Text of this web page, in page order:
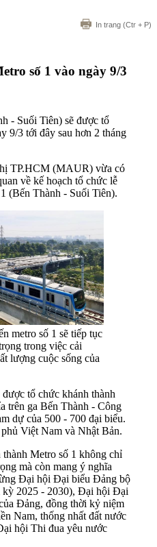
In trang (Ctr + P)
số 1 vào ngày 9/3
- Suối Tiên) sẽ được tổ
9/3 tới đây sau hơn 2 tháng
TP.HCM (MAUR) vừa có
về kế hoạch tổ chức lễ
(Bến Thành - Suối Tiên).
metro số 1 sẽ tiếp tục
trong việc cải
lượng cuộc sống của
được tổ chức khánh thành
trên ga Bến Thành - Công
dự của 500 - 700 đại biểu.
Việt Nam và Nhật Bản.
Metro số 1 không chỉ
mà còn mang ý nghĩa
Đại hội Đại biểu Đảng bộ
2025 - 2030), Đại hội Đại
Đảng, đồng thời kỷ niệm
Nam, thống nhất đất nước
hội Thi đua yêu nước